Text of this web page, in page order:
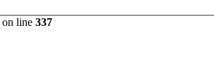
on line 337